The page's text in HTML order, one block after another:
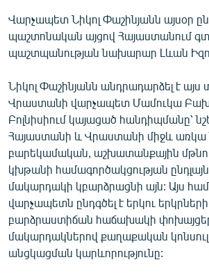
ՏՏ ԵՒ ԻՆՏԵՐՆԵՏ
ԿՈՐՈՆԱՎԻՐՈՒՍ
ՏԵՍԱՆՅՈՒԹԵՐ
ԲԱՆԱՎԵՃ
ՁԳՏԵԼՈՎ ԼԱՎԱԳՈՒՅՆԻՆ
ՓՈԴՔԱՍԹ
Հայերեն
English
Русский
Վարչապետ Նիկոլ Փաշինյանն այսօր
պաշտոնական այցով Հայաստանում
պաշտպանության նախարար Լևան
Նիկոլ Փաշինյանն անդրադարձել է
Վրաստանի վարչապետ Մամուկա
Բոլնիսիում կայացած հանդիպմանը՝
Հայաստանի և Վրաստանի միջև առկա
բարեկամական, աշխատանքային
կխթանի համագործակցության
մակարդակի կբարձրացնի այն: Այս
վարչապետն ընդգծել է երկու
բարձրաստիճան հաճախակի
մակարդակներով քաղաքական
անցկացման կարևորությունը: